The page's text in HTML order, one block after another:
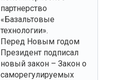
партнерство
«Базальтовые
технологии».
Перед Новым годом
Президент подписал
новый закон – Закон о
саморегулируемых